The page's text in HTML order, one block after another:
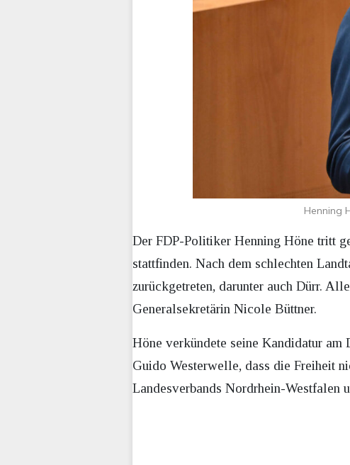
Henning
Der FDP-Politiker Henning Höne tritt
stattfinden. Nach dem schlechten
zurückgetreten, darunter auch Dürr.
Generalsekretärin Nicole Büttner.
Höne verkündete seine Kandidatur
Guido Westerwelle, dass die Freiheit
Landesverbands Nordrhein-Westfalen